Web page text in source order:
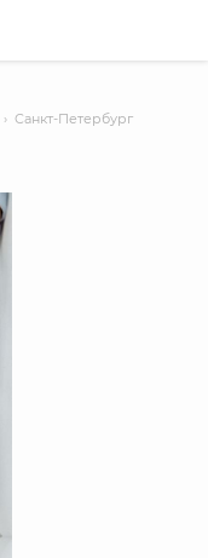
› Санкт-Петербург